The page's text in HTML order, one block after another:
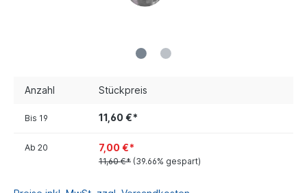
Anzahl Stückpreis
Bis 19 11,60 €*
Ab 20 7,00 €*
11,60 €* (39.66% gespart)